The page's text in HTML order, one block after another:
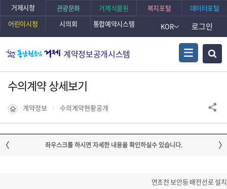
거제시청 관광문화 거제식물원 복지포털
데이터포털
어린이시청
시의회 통합예약시스템 KOR 로그인
계약정보공개시스템
수의계약 상세보기
계약정보 수의계약현황공개
연초천 보안등 배전선로 설